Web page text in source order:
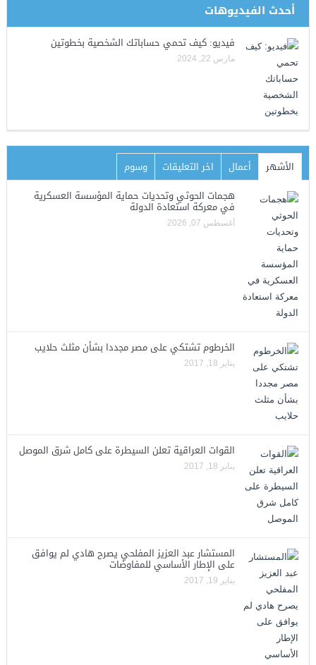
أحدث الفيديوهات
فيديو: كيف تحمي حساباتك الشخصية بخطوتين
مارس 22, 2024
الأشهر أعمال اخر التعليقات
وسوم
هجمات الحوثي وتحديات حماية المؤسسة العسكرية
في معركة استعادة الدولة
أغسطس 07, 2026
الخرطوم تشتكي على مصر مجددا بشأن مثلث حلايب
يناير 18, 2017
القوات العراقية تعلن السيطرة على كامل شرق الموصل
يناير 18, 2017
المستشار عبد العزيز المفلحي يصرح هادي لم يوافق
على الإطار الأساسي للمفاوضات
يناير 19, 2017